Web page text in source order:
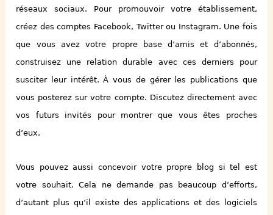
réseaux sociaux. Pour promouvoir votre établissement,
créez des comptes Facebook, Twitter ou Instagram. Une fois
que vous avez votre propre base d’amis et d’abonnés,
construisez une relation durable avec ces derniers pour
susciter leur intérêt. À vous de gérer les publications que
vous posterez sur votre compte. Discutez directement avec
vos futurs invités pour montrer que vous êtes proches
d’eux.
Vous pouvez aussi concevoir votre propre blog si tel est
votre souhait. Cela ne demande pas beaucoup d’efforts,
d’autant plus qu’il existe des applications et des logiciels